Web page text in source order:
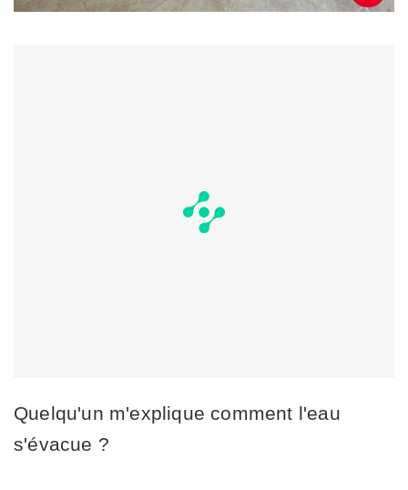
Quelqu'un m'explique comment l'eau
s'évacue ?